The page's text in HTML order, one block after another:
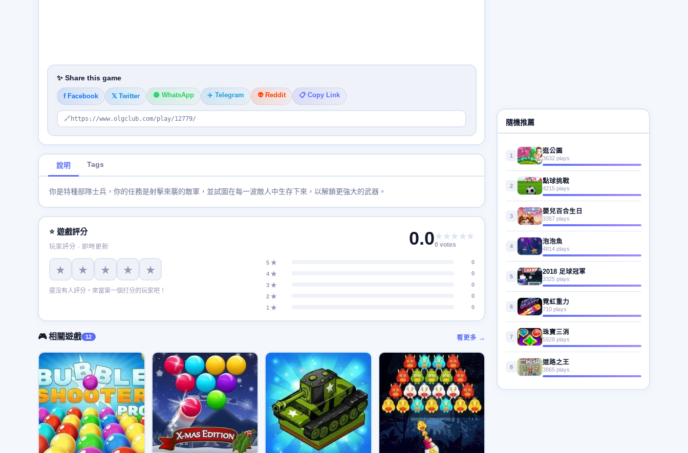
✨ Share this game
f Facebook 𝕏 Twitter 🟢 WhatsApp ✈️ Telegram 👽 Reddit 📋 Copy Link
🔗 https://www.olgclub.com/play/12779/
說明 Tags
你是特種部隊士兵，你的任務是射擊來襲的敵軍，並試圖在每一波敵人中生存下來，以解鎖更強大的武器。
⭐ 遊戲評分
玩家評分 · 即時更新 0.0★★★★★
0 votes
★ ★ ★ ★ ★
還沒有人評分，來當第一個打分的玩家吧！
5 ★
0
4 ★
0
3 ★
0
2 ★
0
1 ★
0
🎮 相關遊戲 12 看更多 →
隨機推薦
1
逛公園
3632 plays
2
點球挑戰
4215 plays
3
嬰兒百合生日
3357 plays
4
泡泡魚
4814 plays
5
2018 足球冠軍
3325 plays
6
霓虹重力
710 plays
7
珠寶三消
5928 plays
8
道路之王
3865 plays